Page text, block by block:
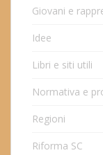
Giovani e
Idee
Libri e siti utili
Normativa e
Regioni
Riforma SC